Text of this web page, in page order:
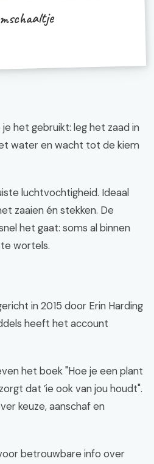
het gebruikt: leg het zaad in
water en wacht tot de kiem
luchtvochtigheid. Ideaal
zaaien én stekken. De
het gaat: soms al binnen
wortels.
in 2015 door Erin Harding
heeft het account
het boek "Hoe je een plant
dat ’ie ook van jou houdt".
keuze, aanschaf en
betrouwbare info over